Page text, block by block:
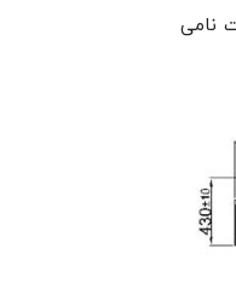
دارای ظرفیت نامی